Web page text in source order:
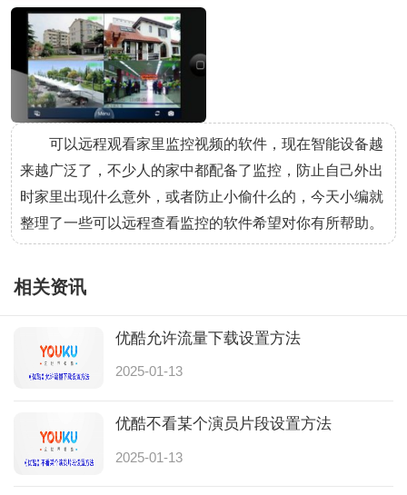
视频的软件
可以远程观看家里监控视频的软件，现在智能设备越
来越广泛了，不少人的家中都配备了监控，防止自己外出
时家里出现什么意外，或者防止小偷什么的，今天小编就
整理了一些可以远程查看监控的软件希望对你有所帮助。
相关资讯
优酷允许流量下载设置方法
2025-01-13
优酷不看某个演员片段设置方法
2025-01-13